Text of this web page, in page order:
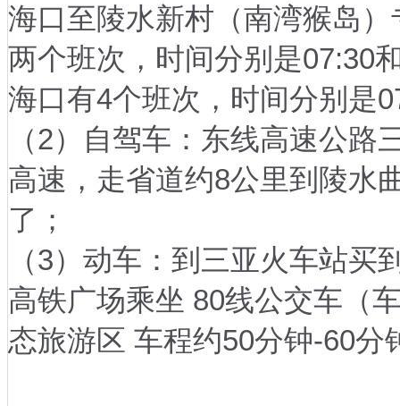
海口至陵水新村（南湾猴岛
两个班次，时间分别是07:30
海口有4个班次，时间分别是
（2）自驾车：东线高速公
高速，走省道约8公里到陵水
了；
（3）动车：到三亚火车站
高铁广场乘坐 80线公交车（
态旅游区 车程约50分钟-60分